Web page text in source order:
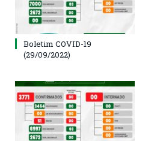
Boletim COVID-19
(29/09/2022)